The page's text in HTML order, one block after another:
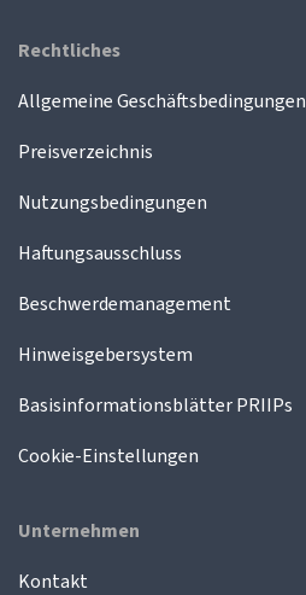
Rechtliches
Allgemeine Geschäftsbedingungen
Preisverzeichnis
Nutzungsbedingungen
Haftungsausschluss
Beschwerdemanagement
Hinweisgebersystem
Basisinformationsblätter PRIIPs
Cookie-Einstellungen
Unternehmen
Kontakt